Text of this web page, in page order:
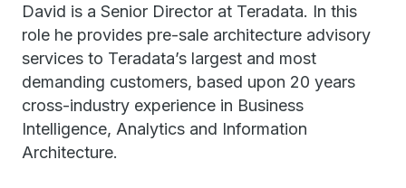
David is a Senior Director at Teradata. In this
role he provides pre-sale architecture advisory
services to Teradata’s largest and most
demanding customers, based upon 20 years
cross-industry experience in Business
Intelligence, Analytics and Information
Architecture.